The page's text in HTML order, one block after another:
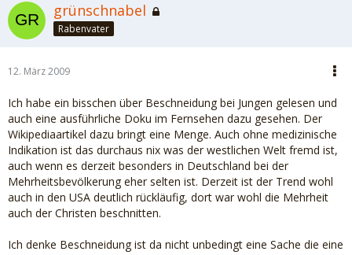
grünschnabel
Rabenvater
12. März 2009
Ich habe ein bisschen über Beschneidung bei Jungen gelesen und
auch eine ausführliche Doku im Fernsehen dazu gesehen. Der
Wikipediaartikel dazu bringt eine Menge. Auch ohne medizinische
Indikation ist das durchaus nix was der westlichen Welt fremd ist,
auch wenn es derzeit besonders in Deutschland bei der
Mehrheitsbevölkerung eher selten ist. Derzeit ist der Trend wohl
auch in den USA deutlich rückläufig, dort war wohl die Mehrheit
auch der Christen beschnitten.
Ich denke Beschneidung ist da nicht unbedingt eine Sache die eine